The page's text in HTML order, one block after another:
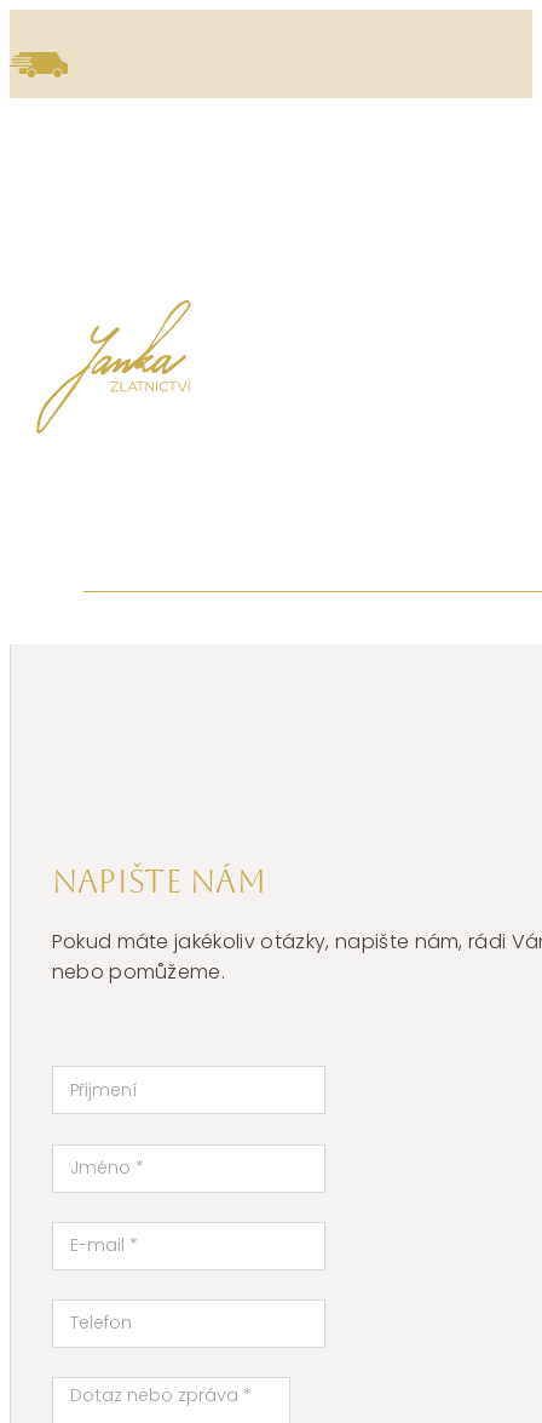
Napište nám
Pokud máte jakékoliv otázky, napište nám, rádi
nebo pomůžeme.